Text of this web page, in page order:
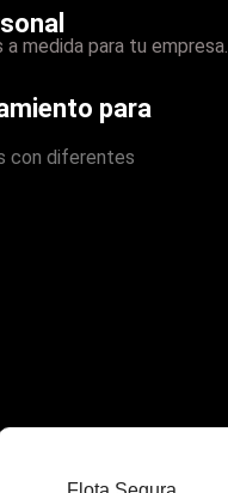
medida para tu empresa.
para
con diferentes